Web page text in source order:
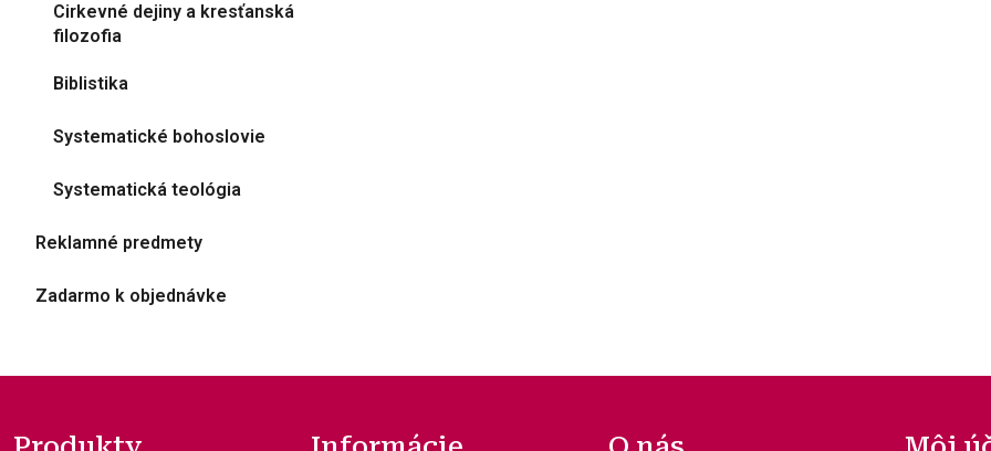
Cirkevné dejiny a kresťanská
filozofia
Biblistika
Systematické bohoslovie
Systematická teológia
Reklamné predmety
Zadarmo k objednávke